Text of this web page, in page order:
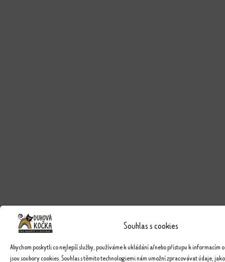
Souhlas s cookies
Abychom poskytli co nejlepší služby, používáme k ukládání a/nebo přístupu k informacím
jsou soubory cookies. Souhlas s těmito technologiemi nám umožní zpracovávat údaje,